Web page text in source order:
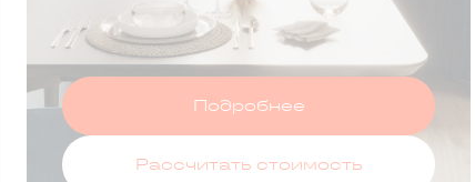
Подробнее
Рассчитать стоимость
Оставить заявку
и принимаю условия политики конфиденциальности